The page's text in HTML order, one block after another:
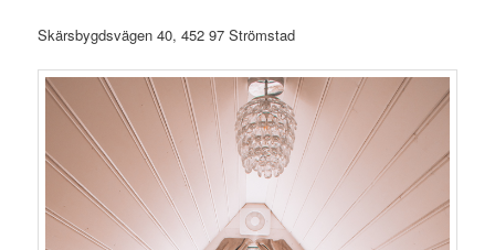
Skärsbygdsvägen 40, 452 97 Strömstad